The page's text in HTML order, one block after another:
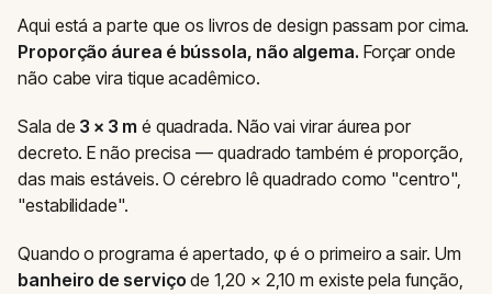
Aqui está a parte que os livros de design passam por cima.
Proporção áurea é bússola, não algema. Forçar onde
não cabe vira tique acadêmico.
Sala de 3 × 3 m é quadrada. Não vai virar áurea por
decreto. E não precisa — quadrado também é proporção,
das mais estáveis. O cérebro lê quadrado como "centro",
"estabilidade".
Quando o programa é apertado, φ é o primeiro a sair. Um
banheiro de serviço de 1,20 × 2,10 m existe pela função,